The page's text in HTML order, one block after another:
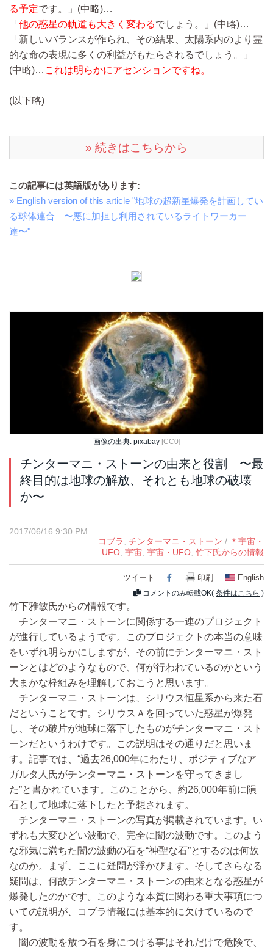
る予定です。」 (中略)…
「 他の惑星の軌道も大きく変わるでしょう。」 (中略)…
「新しいバランスが作られ、その結果、太陽系内のより霊
的な命の表現に多くの利益がもたらされるでしょう。」
(中略)… これは明らかにアセンションですね。
(以下略)
» 続きはこちらから
この記事には英語版があります:
» English version of this article "地球の超新星爆発を計画してい
る球体連合 〜悪に加担し利用されているライトワーカー
達〜"
画像の出典: pixabay [CC0]
チンターマニ・ストーンの由来と役割 〜最
終目的は地球の解放、それとも地球の破壊
か〜
2017/06/16 9:30 PM
コブラ
チンターマニ・ストーン / ＊宇宙・
UFO 宇宙 宇宙・UFO 竹下氏からの情報
ツイート Facebook
印刷 English
コメントのみ転載OK( 条件はこちら )
竹下雅敏氏からの情報です。
チンターマニ・ストーンに関係する一連のプロジェクト
が進行しているようです。このプロジェクトの本当の意味
をいずれ明らかにしますが、その前にチンターマニ・スト
ーンとはどのようなもので、何が行われているのかという
大まかな枠組みを理解しておこうと思います。
チンターマニ・ストーンは、シリウス恒星系から来た石
だということです。シリウスＡを回っていた惑星が爆発
し、その破片が地球に落下したものがチンターマニ・スト
ーンだというわけです。この説明はその通りだと思いま
す。記事では、“過去26,000年にわたり、ポジティブなア
ガルタ人氏がチンターマニ・ストーンを守ってきまし
た”と書かれています。このことから、約26,000年前に隕
石として地球に落下したと予想されます。
チンターマニ・ストーンの写真が掲載されています。い
ずれも大変ひどい波動で、完全に闇の波動です。このよう
な邪気に満ちた闇の波動の石を“神聖な石”とするのは何故
なのか。まず、ここに疑問が浮かびます。そしてさらなる
疑問は、何故チンターマニ・ストーンの由来となる惑星が
爆発したのかです。このような本質に関わる重大事項につ
いての説明が、コブラ情報には基本的に欠けているので
す。
闇の波動を放つ石を身につける事はそれだけで危険で、